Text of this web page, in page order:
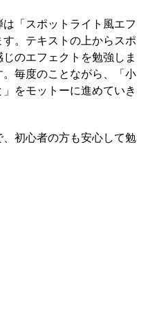
「スポットライト風エフ
。テキストの上からスポ
のエフェクトを勉強しま
毎度のことながら、「小
をモットーに進めていき
初心者の方も安心して勉